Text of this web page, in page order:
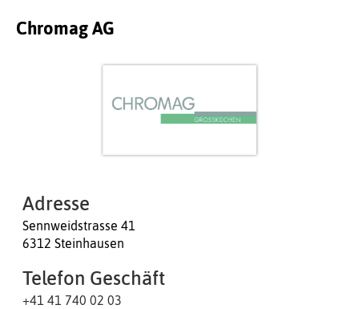
Chromag AG
Adresse
Sennweidstrasse 41
6312 Steinhausen
Telefon Geschäft
+41 41 740 02 03